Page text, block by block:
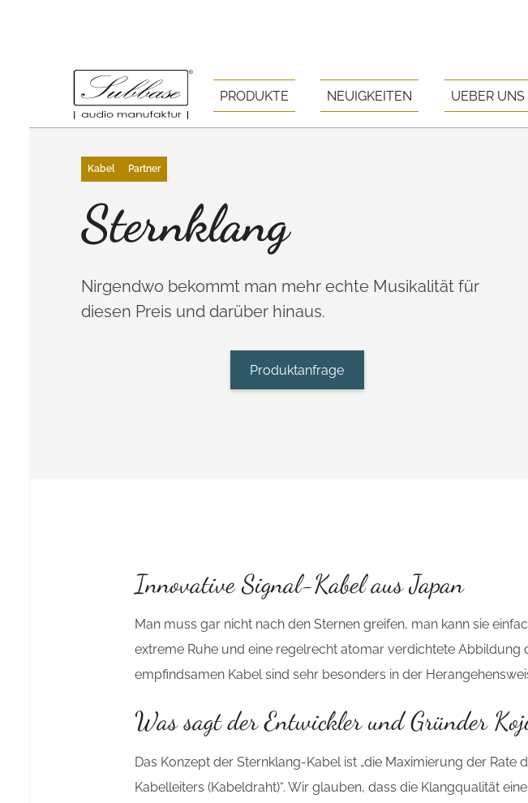
PRODUKTE NEUIGKEITEN UEBER UNS
Kabel Partner
Sternklang
Nirgendwo bekommt man mehr echte Musikalität für
diesen Preis und darüber hinaus.
Produktanfrage
Innovative Signal-Kabel aus Japan
Man muss gar nicht nach den Sternen greifen, man kann sie
extreme Ruhe und eine regelrecht atomar verdichtete
empfindsamen Kabel sind sehr besonders in der
Was sagt der Entwickler und Gründer
Das Konzept der Sternklang-Kabel ist „die Maximierung der
Kabelleiters (Kabeldraht)“. Wir glauben, dass die Klangqualität